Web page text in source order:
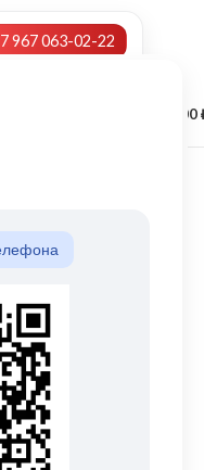
967 063-02-22
0,00